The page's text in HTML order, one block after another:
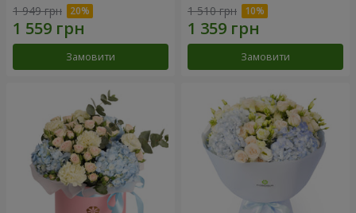
1 949 грн
Замовити
1 510 грн
Замовити